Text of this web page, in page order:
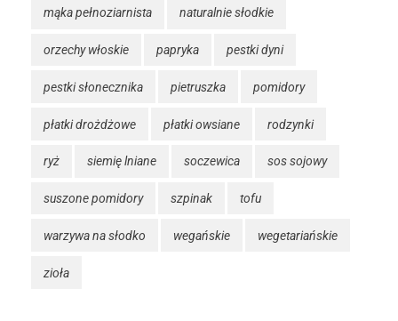
mąka pełnoziarnista naturalnie słodkie
orzechy włoskie papryka pestki dyni
pestki słonecznika pietruszka pomidory
płatki drożdżowe płatki owsiane rodzynki
ryż siemię lniane soczewica sos sojowy
suszone pomidory szpinak tofu
warzywa na słodko wegańskie wegetariańskie
zioła